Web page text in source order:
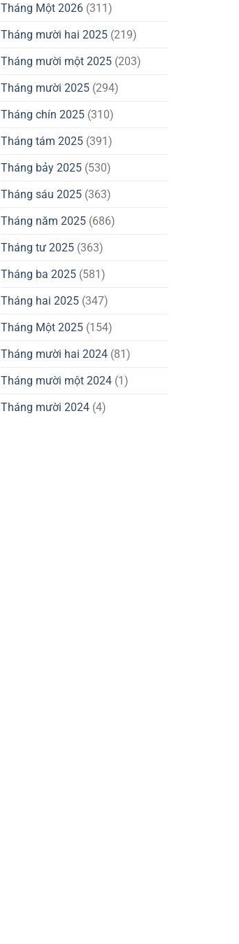
Tháng Một 2026 (311)
Tháng mười hai 2025 (219)
Tháng mười một 2025 (203)
Tháng mười 2025 (294)
Tháng chín 2025 (310)
Tháng tám 2025 (391)
Tháng bảy 2025 (530)
Tháng sáu 2025 (363)
Tháng năm 2025 (686)
Tháng tư 2025 (363)
Tháng ba 2025 (581)
Tháng hai 2025 (347)
Tháng Một 2025 (154)
Tháng mười hai 2024 (81)
Tháng mười một 2024 (1)
Tháng mười 2024 (4)